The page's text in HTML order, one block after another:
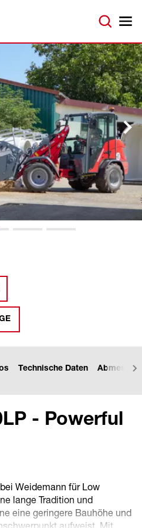
Technische Daten
- Powerful
Weidemann für Low
lange Tradition und
eine geringere Bauhöhe und
aufweist. Mit